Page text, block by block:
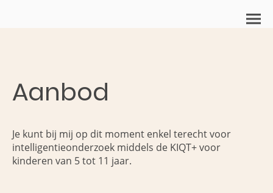
Aanbod
Je kunt bij mij op dit moment enkel terecht voor
intelligentieonderzoek middels de KIQT+ voor
kinderen van 5 tot 11 jaar.